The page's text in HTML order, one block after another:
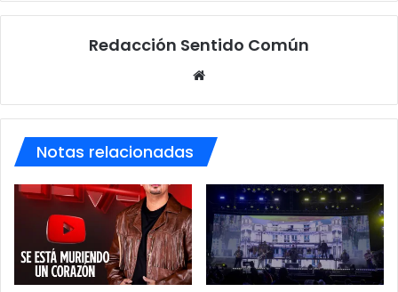
Redacción Sentido Común
Notas relacionadas